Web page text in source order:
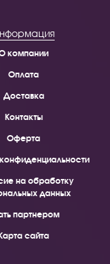
компании
Оплата
Доставка
Контакты
Оферта
на обработку
данных
партнером
сайта